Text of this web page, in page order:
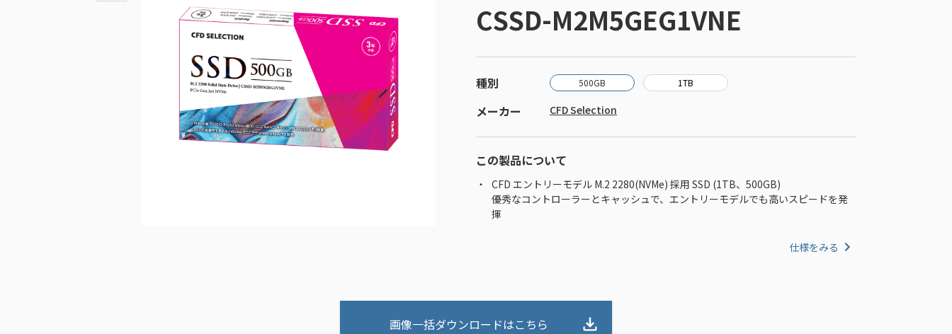
CSSD-M2M5GEG1VNE
種別 500GB 1TB
メーカー CFD Selection
この製品について
CFD エントリーモデル M.2 2280(NVMe) 採用 SSD (1TB、500GB)
優秀なコントローラーとキャッシュで、エントリーモデルでも高いスピードを発
揮
仕様をみる
画像一括ダウンロードはこちら